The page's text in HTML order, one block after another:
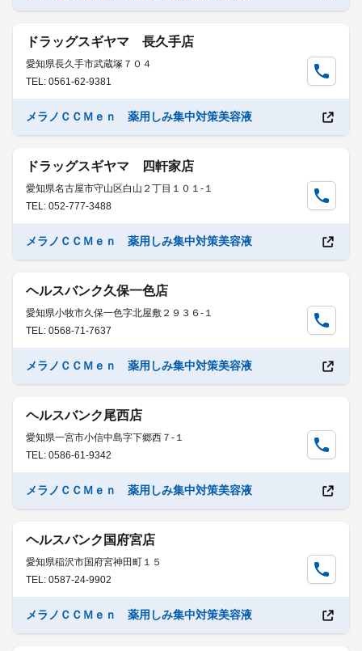
ドラッグスギヤマ 長久手店
愛知県長久手市武蔵塚７０４
TEL: 0561-62-9381
メラノＣＣＭｅｎ 薬用しみ集中対策美容液
ドラッグスギヤマ 四軒家店
愛知県名古屋市守山区白山２丁目１０１-１
TEL: 052-777-3488
メラノＣＣＭｅｎ 薬用しみ集中対策美容液
ヘルスバンク久保一色店
愛知県小牧市久保一色字北屋敷２９３６-１
TEL: 0568-71-7637
メラノＣＣＭｅｎ 薬用しみ集中対策美容液
ヘルスバンク尾西店
愛知県一宮市小信中島字下郷西７-１
TEL: 0586-61-9342
メラノＣＣＭｅｎ 薬用しみ集中対策美容液
ヘルスバンク国府宮店
愛知県稲沢市国府宮神田町１５
TEL: 0587-24-9902
メラノＣＣＭｅｎ 薬用しみ集中対策美容液